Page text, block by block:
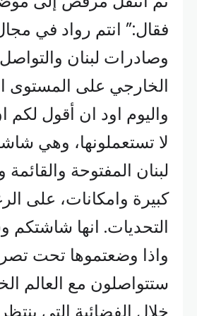
فقال:” انتم رواد في
وصادرات لبنان
الخارجي على المستوى
واليوم اود ان أقول لكم
لا تستعملونها، وهي
لبنان المفتوحة
كبيرة وامكانات، على
التحديات. انها شاشتكم
واذا وضعتموها تحت
ستتواصلون مع العالم